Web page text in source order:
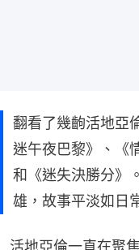
翻看了幾齣活地亞
迷午夜巴黎》、《
和《迷失決勝分》
雄，故事平淡如日
活地亞倫一直在聚